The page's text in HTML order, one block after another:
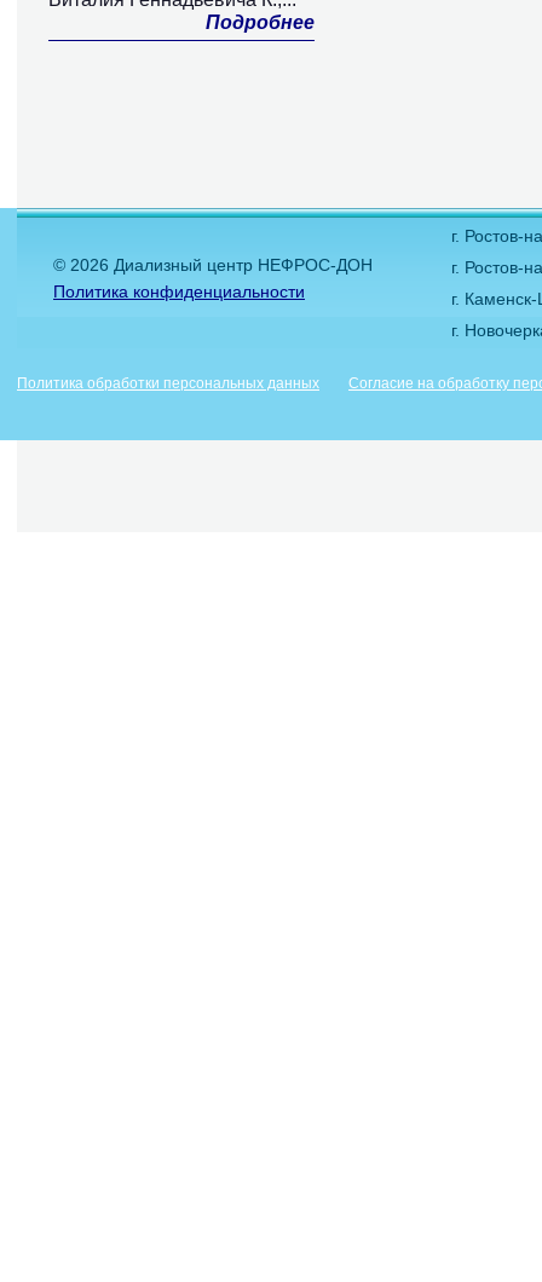
Подробнее
© 2026 Диализный центр НЕФРОС-ДОН
Политика конфиденциальности
г. Ростов-
г. Ростов-
г.
г.
Политика обработки персональных данных Согласие на обработку